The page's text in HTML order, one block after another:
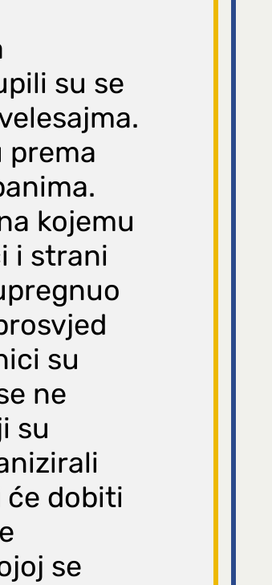
su se
prema
kojemu
i strani
su
ne
su
će dobiti
se